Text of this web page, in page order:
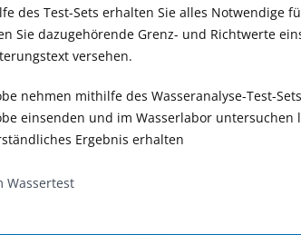
des Test-Sets erhalten Sie alles Notwendige
Sie dazugehörende Grenz- und Richtwerte
versehen.
nehmen mithilfe des Wasseranalyse-Test-Sets
einsenden und im Wasserlabor untersuchen
Ergebnis erhalten
Wassertest